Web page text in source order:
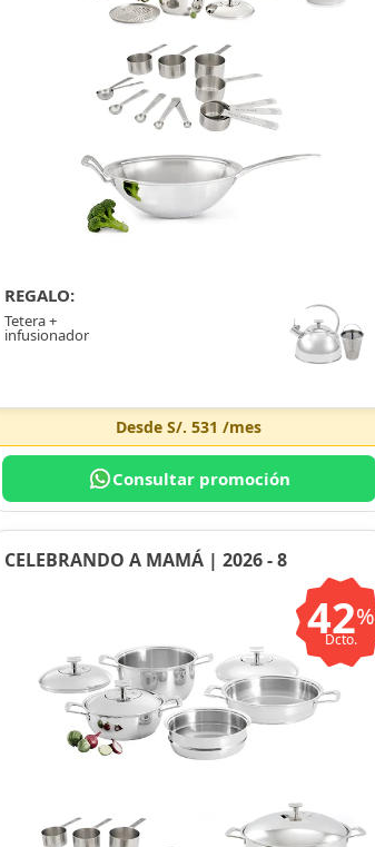
REGALO:
Tetera +
infusionador
DesdeS/. 531 /mes
Consultar promoción
CELEBRANDO A MAMÁ | 2026 - 8
42%
Dcto.